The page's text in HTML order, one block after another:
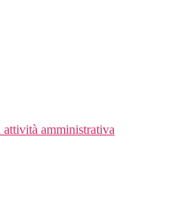
attività amministrativa